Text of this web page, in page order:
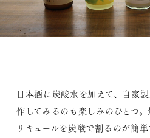
日本酒に炭酸水を加えて、自家
作してみるのも楽しみのひとつ
リキュールを炭酸で割るのが簡